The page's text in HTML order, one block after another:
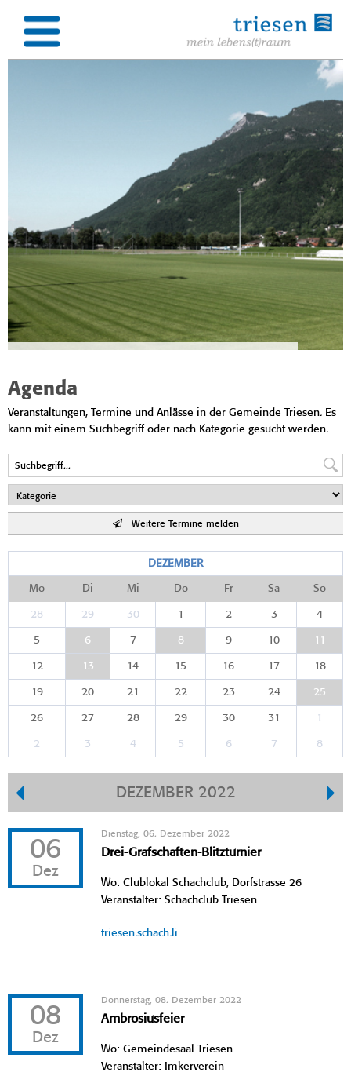
Agenda
Veranstaltungen, Termine und Anlässe in der Gemeinde Triesen. Es
kann mit einem Suchbegriff oder nach Kategorie gesucht werden.
Weitere Termine melden
DEZEMBER
Mo Di Mi Do Fr Sa So
28 29 30 1 2 3 4
5 6 7 8 9 10 11
12 13 14 15 16 17 18
19 20 21 22 23 24 25
26 27 28 29 30 31 1
2 3 4 5 6 7 8
DEZEMBER 2022
06
Dez
Dienstag, 06. Dezember 2022
Drei-Grafschaften-Blitzturnier
Wo: Clublokal Schachclub, Dorfstrasse 26
Veranstalter: Schachclub Triesen
triesen.schach.li
08
Dez
Donnerstag, 08. Dezember 2022
Ambrosiusfeier
Wo: Gemeindesaal Triesen
Veranstalter: Imkerverein